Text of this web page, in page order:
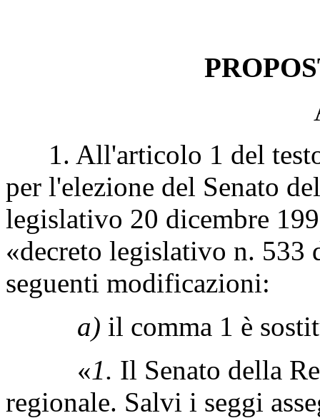
1. All'articolo 1 del testo
per l'elezione del Senato
legislativo 20 dicembre
«decreto legislativo n. 533
seguenti modificazioni:
a) il comma 1 è
«1. Il Senato della
regionale. Salvi i seggi